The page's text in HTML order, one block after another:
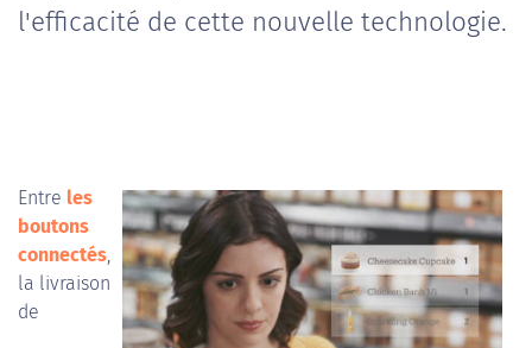
l'efficacité de cette nouvelle technologie.
Entre les
boutons
connectés,
la livraison
de